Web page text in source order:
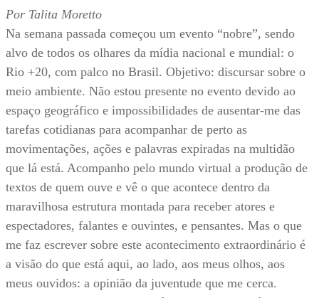
Por Talita Moretto
Na semana passada começou um evento “nobre”, sendo
alvo de todos os olhares da mídia nacional e mundial: o
Rio +20, com palco no Brasil. Objetivo: discursar sobre o
meio ambiente. Não estou presente no evento devido ao
espaço geográfico e impossibilidades de ausentar-me das
tarefas cotidianas para acompanhar de perto as
movimentações, ações e palavras expiradas na multidão
que lá está. Acompanho pelo mundo virtual a produção de
textos de quem ouve e vê o que acontece dentro da
maravilhosa estrutura montada para receber atores e
espectadores, falantes e ouvintes, e pensantes. Mas o que
me faz escrever sobre este acontecimento extraordinário é
a visão do que está aqui, ao lado, aos meus olhos, aos
meus ouvidos: a opinião da juventude que me cerca.